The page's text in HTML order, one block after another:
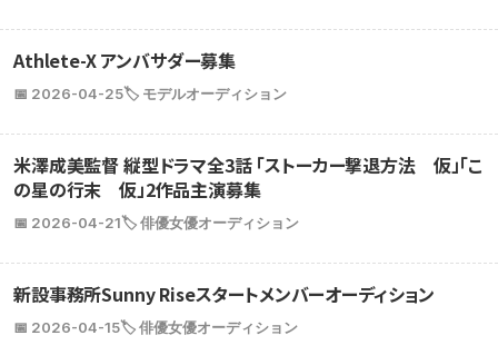
Athlete-X アンバサダー募集
📅 2026-04-25🏷️ モデルオーディション
米澤成美監督 縦型ドラマ全3話 「ストーカー撃退方法 仮」「こ
の星の行末 仮」2作品主演募集
📅 2026-04-21🏷️ 俳優女優オーディション
新設事務所Sunny Riseスタートメンバーオーディション
📅 2026-04-15🏷️ 俳優女優オーディション